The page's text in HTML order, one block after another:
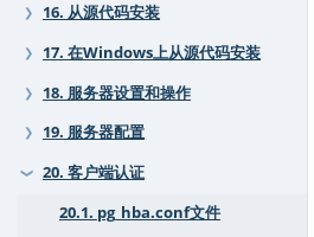
❯ 16. 从源代码安装
❯ 17. 在Windows上从源代码安装
❯ 18. 服务器设置和操作
❯ 19. 服务器配置
❯
20. 客户端认证
20.1. pg_hba.conf文件